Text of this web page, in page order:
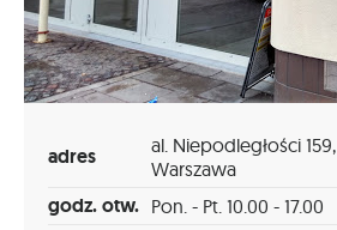
adres
al. Niepodległości 159,
Warszawa
godz. otw. Pon. - Pt. 10.00 - 17.00